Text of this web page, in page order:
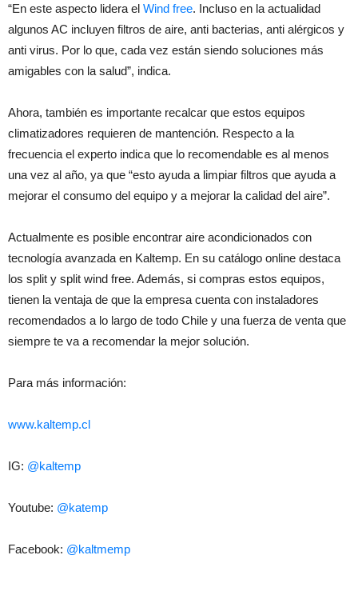
“En este aspecto lidera el Wind free. Incluso en la actualidad
algunos AC incluyen filtros de aire, anti bacterias, anti alérgicos y
anti virus. Por lo que, cada vez están siendo soluciones más
amigables con la salud”, indica.
Ahora, también es importante recalcar que estos equipos
climatizadores requieren de mantención. Respecto a la
frecuencia el experto indica que lo recomendable es al menos
una vez al año, ya que “esto ayuda a limpiar filtros que ayuda a
mejorar el consumo del equipo y a mejorar la calidad del aire”.
Actualmente es posible encontrar aire acondicionados con
tecnología avanzada en Kaltemp. En su catálogo online destaca
los split y split wind free. Además, si compras estos equipos,
tienen la ventaja de que la empresa cuenta con instaladores
recomendados a lo largo de todo Chile y una fuerza de venta que
siempre te va a recomendar la mejor solución.
Para más información:
www.kaltemp.cl
IG: @kaltemp
Youtube: @katemp
Facebook: @kaltmemp